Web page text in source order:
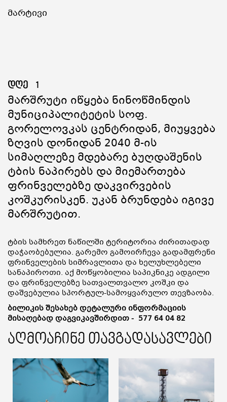
Მარტივი
დღე 1
Მარშრუტი Იწყება Ნინოწმინდის
Მუნიციპალიტეტის Სოფ.
Გორელოვკას Ცენტრიდან, Მიუყვება
Ზღვის Დონიდან 2040 Მ-Ის
Სიმაღლეზე Მდებარე Ბუღდაშენის
Ტბის Ნაპირებს Და Მიემართება
Ფრინველებზე Დაკვირვების
Კოშკურისკენ. Უკან Ბრუნდება Იგივე
Მარშრუტით.
ტბის სამხრეთ ნაწილში ტერიტორია ძირითადად
დაჭაობებულია. გარემო გამოირჩევა გადამფრენი
ფრინველების სიმრავლითა და ხელუხლებელი
სანაპიროთი. აქ მოწყობილია საპიკნიკე ადგილი
და ფრინველებზე სათვალთვალო კოშკი და
დაშვებულია სპორტულ-სამოყვარულო თევზაობა.
ბილიკის შესახებ დეტალური ინფორმაციის
მისაღებად დაგვიკავშირდით - 577 64 04 82
აღმოაჩინე თავგადასავლები